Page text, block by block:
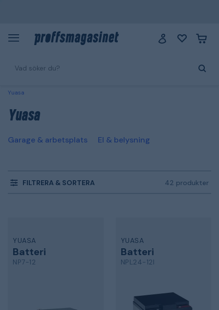
Yuasa
Yuasa
Garage & arbetsplats El & belysning
FILTRERA & SORTERA 42 produkter
YUASA
Batteri
NP7-12
YUASA
Batteri
NPL24-12I